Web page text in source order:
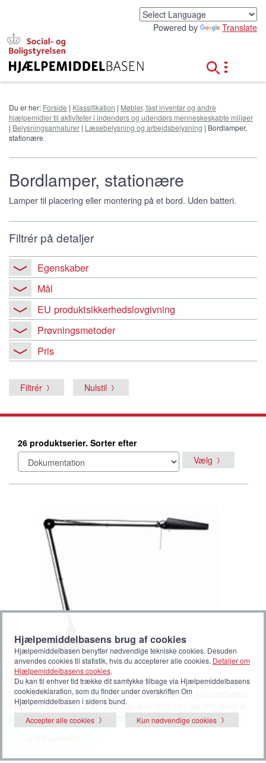
Powered by Translate
Du er her: Forside | Klassifikation | Møbler, fast inventar og andre
hjælpemidler til aktiviteter i indendørs og udendørs menneskeskabte miljøer
| Belysningsarmaturer | Læsebelysning og arbejdsbelysning | Bordlamper,
stationære
Bordlamper, stationære
Lamper til placering eller montering på et bord. Uden batteri.
Filtrér på detaljer
Egenskaber
Mål
EU produktsikkerhedslovgivning
Prøvningsmetoder
Pris
Filtrér Nulstil
26 produktserier. Sorter efter
Vælg
Air LED
LED-lampen sikrer jævn og blændfri belysning af arbejdsfladen.
Fjederafbalanceret arm i 600 mm eller 800 mm gør det nemt at
justere hovedet, som altid forbliver parallelt med arbejdsfladen.
Hjælpemiddelbasens brug af cookies
Hjælpemiddelbasen benytter nødvendige tekniske cookies. Desuden
anvendes cookies til statistik, hvis du accepterer alle cookies. Detaljer om
Hjælpemiddelbasens cookies.
Du kan til enhver tid trække dit samtykke tilbage via Hjælpemiddelbasens
cookiedeklaration, som du finder under overskriften Om
Hjælpemiddelbasen i sidens bund.
Accepter alle cookies
Kun nødvendige cookies